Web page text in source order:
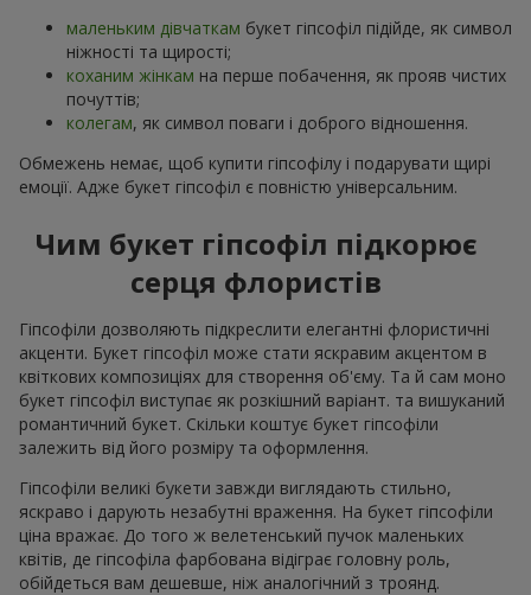
маленьким дівчаткам букет гіпсофіл підійде, як символ
ніжності та щирості;
коханим жінкам на перше побачення, як прояв чистих
почуттів;
колегам, як символ поваги і доброго відношення.
Обмежень немає, щоб купити гіпсофілу і подарувати щирі
емоції. Адже букет гіпсофіл є повністю універсальним.
Чим букет гіпсофіл підкорює
серця флористів
Гіпсофіли дозволяють підкреслити елегантні флористичні
акценти. Букет гіпсофіл може стати яскравим акцентом в
квіткових композиціях для створення об'єму. Та й сам моно
букет гіпсофіл виступає як розкішний варіант. та вишуканий
романтичний букет. Скільки коштує букет гіпсофіли
залежить від його розміру та оформлення.
Гіпсофіли великі букети завжди виглядають стильно,
яскраво і дарують незабутні враження. На букет гіпсофіли
ціна вражає. До того ж велетенський пучок маленьких
квітів, де гіпсофіла фарбована відіграє головну роль,
обійдеться вам дешевше, ніж аналогічний з троянд.